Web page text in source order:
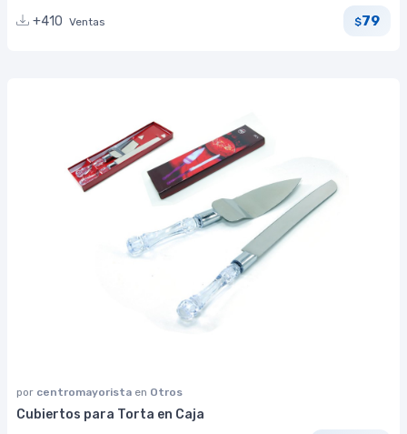
+410 Ventas $79
por centromayorista en Otros
Cubiertos para Torta en Caja